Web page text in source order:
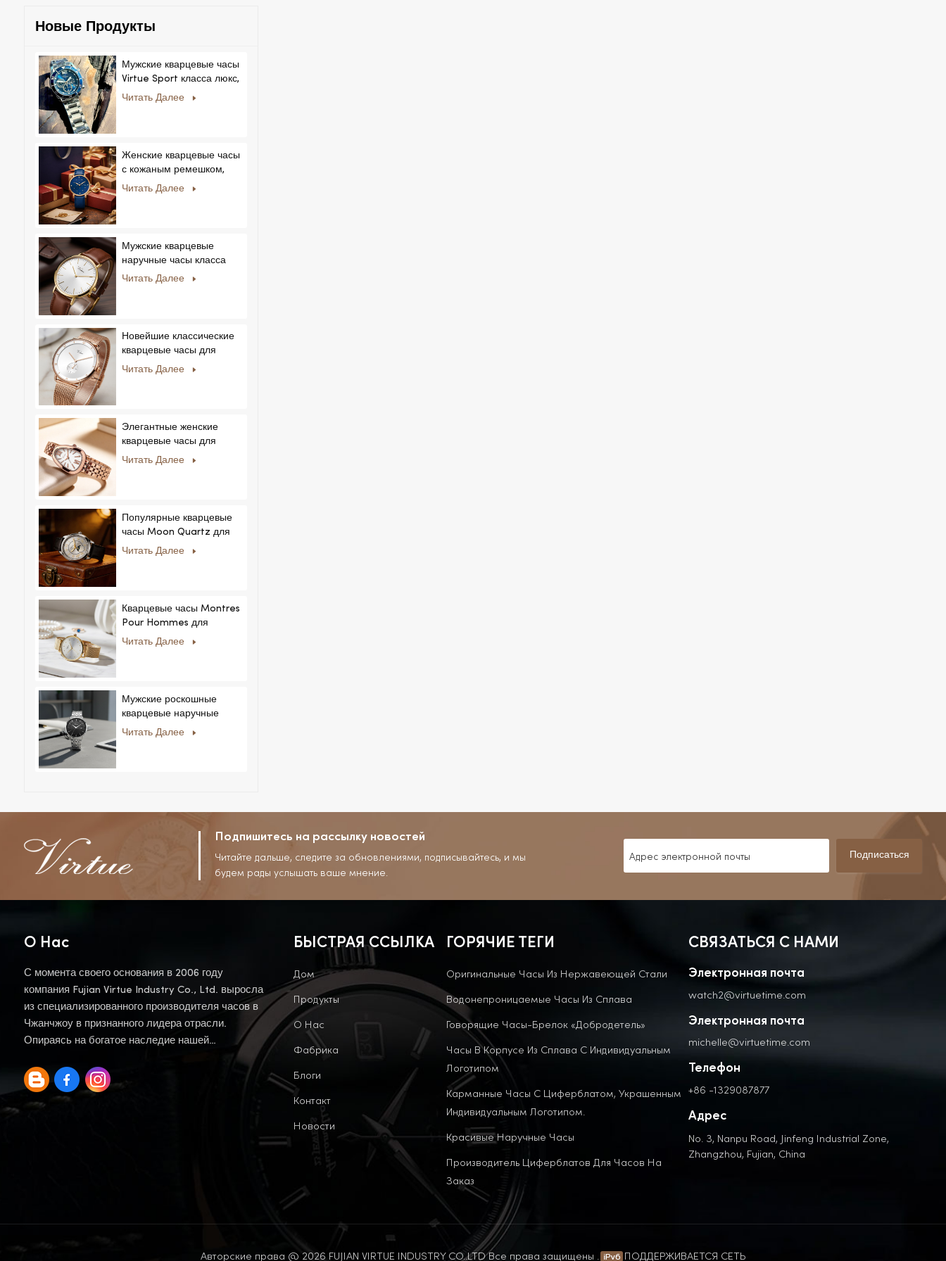
Новые Продукты
Мужские кварцевые часы
Virtue Sport класса люкс,
корпус из сплава,
логотипа на заказ для
Читать Далее
Женские кварцевые часы
с кожаным ремешком,
ультратонкие, с
Relogio, ультратонкие, с
кристаллами.
Читать Далее
Мужские кварцевые
наручные часы класса
люкс с корпусом из
Читать Далее
Новейшие классические
кварцевые часы для
мужчин:
мужчин и женщин.
Читать Далее
Элегантные женские
кварцевые часы для
частных и эксклюзивных
Читать Далее
Популярные кварцевые
часы Moon Quartz для
бизнеса, простые и
Читать Далее
Кварцевые часы Montres
Pour Hommes для
мужчин и женщин,
стразами, новый
специальный циферблат.
Читать Далее
Мужские роскошные
кварцевые наручные
часы с ремешком из
Читать Далее
Подпишитесь на рассылку новостей
Читайте дальше, следите за обновлениями, подписывайтесь, и мы
будем рады услышать ваше мнение.
Подписаться
О Нас
С момента своего основания в 2006 году
компания Fujian Virtue Industry Co., Ltd. выросла
из специализированного производителя часов в
Чжанчжоу в признанного лидера отрасли.
Опираясь на богатое наследие нашей
традицию.
БЫСТРАЯ ССЫЛКА
Дом
Продукты
О Нас
Фабрика
Блоги
Контакт
Новости
ГОРЯЧИЕ ТЕГИ
Оригинальные Часы Из Нержавеющей Стали
Водонепроницаемые Часы Из Сплава
Говорящие Часы-Брелок «Добродетель»
Часы В Корпусе Из Сплава С Индивидуальным
Логотипом
Карманные Часы С Циферблатом, Украшенным
Индивидуальным Логотипом.
Красивые Наручные Часы
Производитель Циферблатов Для Часов На
Заказ
СВЯЗАТЬСЯ С НАМИ
Электронная почта
watch2@virtuetime.com
Электронная почта
michelle@virtuetime.com
Телефон
+86 -1329087877
Адрес
No. 3, Nanpu Road, Jinfeng Industrial Zone,
Zhangzhou, Fujian, China
Авторские права @ 2026 FUJIAN VIRTUE INDUSTRY CO..LTD Все права защищены . ПОДДЕРЖИВАЕТСЯ СЕТЬ